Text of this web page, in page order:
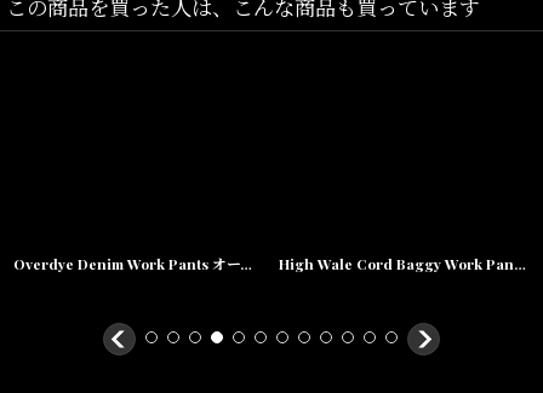
素材/Cotton
この商品を買った人は、こんな商品も買っています
Overdye Denim Work Pants オーバーダイ カラー デニム ワーク パンツ Alpine Green グリーン High Wale Cord Baggy Work Pants コーデュロイ バギー ワーク パンツ Navy